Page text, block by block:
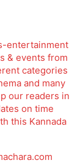
entertainment
& events from
categories
and many
our readers in
on time
this Kannada